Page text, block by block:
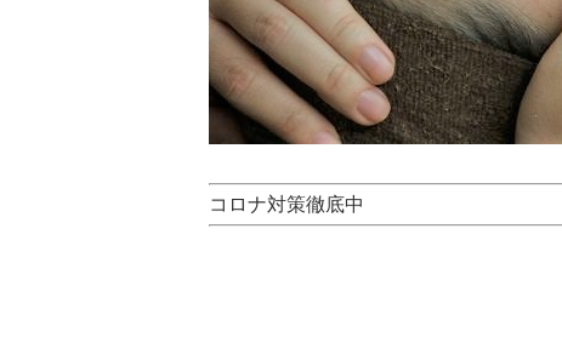
コロナ対策徹底中